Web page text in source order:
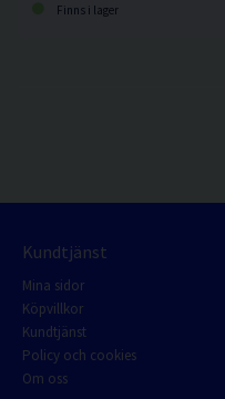
Finns i lager
Kundtjänst
Mina sidor
Köpvillkor
Kundtjänst
Policy och cookies
Om oss